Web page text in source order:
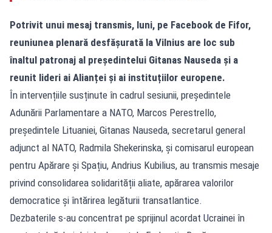
Potrivit unui mesaj transmis, luni, pe Facebook de Fifor,
reuniunea plenară desfășurată la Vilnius are loc sub
înaltul patronaj al președintelui Gitanas Nauseda și a
reunit lideri ai Alianței și ai instituțiilor europene.
În intervențiile susținute în cadrul sesiunii, președintele
Adunării Parlamentare a NATO, Marcos Perestrello,
președintele Lituaniei, Gitanas Nauseda, secretarul general
adjunct al NATO, Radmila Shekerinska, și comisarul european
pentru Apărare și Spațiu, Andrius Kubilius, au transmis mesaje
privind consolidarea solidarității aliate, apărarea valorilor
democratice și întărirea legăturii transatlantice.
Dezbaterile s-au concentrat pe sprijinul acordat Ucrainei în